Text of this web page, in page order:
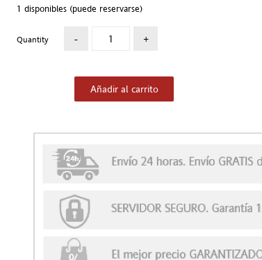
1 disponibles (puede reservarse)
Quantity
Añadir al carrito